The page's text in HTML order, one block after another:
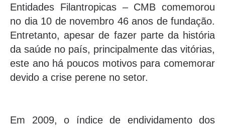
Entidades Filantropicas – CMB comemorou
no dia 10 de novembro 46 anos de fundação.
Entretanto, apesar de fazer parte da história
da saúde no país, principalmente das vitórias,
este ano há poucos motivos para comemorar
devido a crise perene no setor.
Em 2009, o índice de endividamento dos